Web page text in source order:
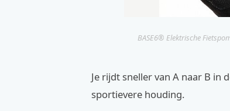
BASE6® Elektrische
Je rijdt sneller van A naar B in
sportievere houding.